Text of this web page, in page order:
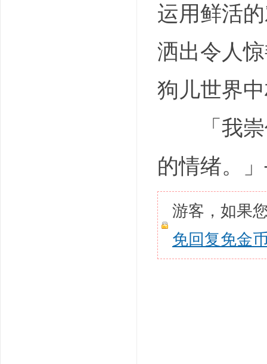
运用鲜活
洒出令人
狗儿世界
「我崇
的情绪。
游客，如果
免回复免金